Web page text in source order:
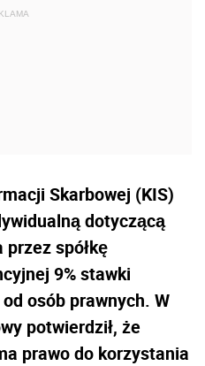
Skarbowej (KIS)
dotyczącą
spółkę
9% stawki
osób prawnych. W
potwierdził, że
prawo do korzystania